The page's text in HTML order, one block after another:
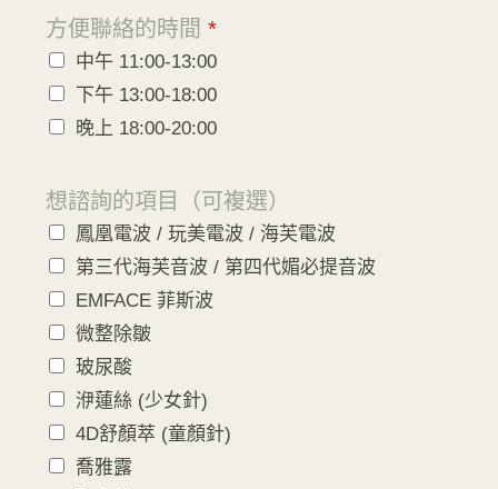
方便聯絡的時間 *
中午 11:00-13:00
下午 13:00-18:00
晚上 18:00-20:00
想諮詢的項目（可複選）
鳳凰電波 / 玩美電波 / 海芙電波
第三代海芙音波 / 第四代媚必提音波
EMFACE 菲斯波
微整除皺
玻尿酸
洢蓮絲 (少女針)
4D舒顏萃 (童顏針)
喬雅露